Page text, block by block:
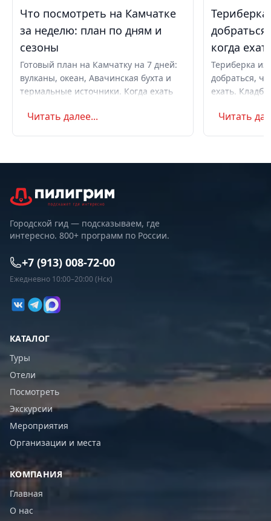
Что посмотреть на Камчатке
за неделю: план по дням и
сезоны
Готовый план на Камчатку на 7 дней:
вулканы, океан, Авачинская бухта и
термальные источники. Когда ехать
самостоятельно или с туром.
Читать далее...
когда
Териберка
добраться,
ехать.
Маршрут на
Читать
Городской гид — подсказываем, где
интересно. 800+ программ по России.
+7 (913) 008-72-00
Ежедневно 10:00–20:00 (Нск)
КАТАЛОГ
Туры
Отели
Посмотреть
Экскурсии
Мероприятия
Организации и места
КОМПАНИЯ
Главная
О нас